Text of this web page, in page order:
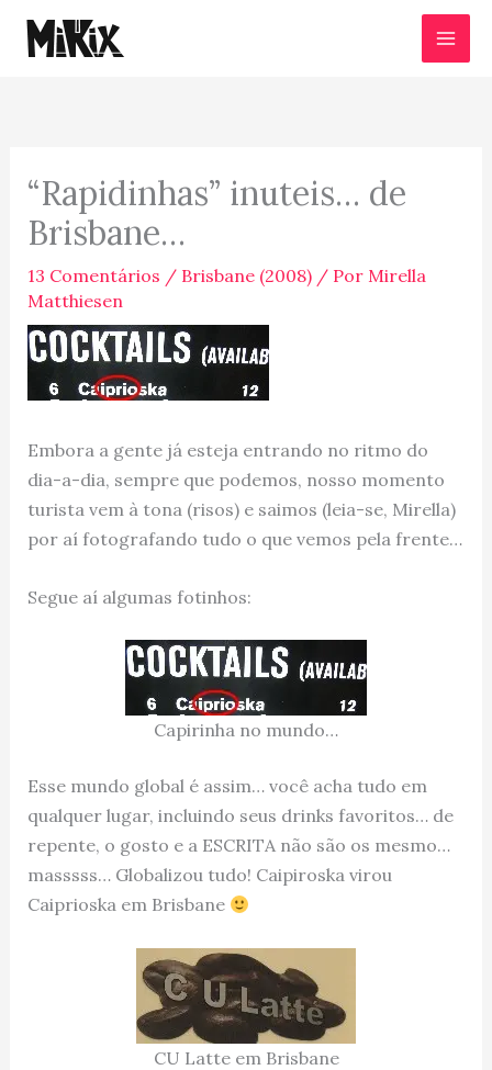
para
“Rapidinhas” inuteis… de
Brisbane…
13 Comentários / Brisbane (2008)/ Por Mirella
Matthiesen
Embora a gente já esteja entrando no ritmo do
dia-a-dia, sempre que podemos, nosso momento
turista vem à tona (risos) e saimos (leia-se, Mirella)
por aí fotografando tudo o que vemos pela frente…
Segue aí algumas fotinhos:
Capirinha no mundo…
Esse mundo global é assim… você acha tudo em
qualquer lugar, incluindo seus drinks favoritos… de
repente, o gosto e a ESCRITA não são os mesmo…
masssss… Globalizou tudo! Caipiroska virou
Caiprioska em Brisbane
CU Latte em Brisbane